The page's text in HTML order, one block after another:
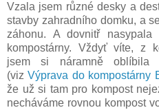
Vzala jsem různé desky a
stavby zahradního domku, a
záhonu. A dovnitř
kompostárny. Vždyť víte, z
jsem si náramně
(vizVýprava do kompostárny
že už si tam pro kompost
necháváme rovnou kompost